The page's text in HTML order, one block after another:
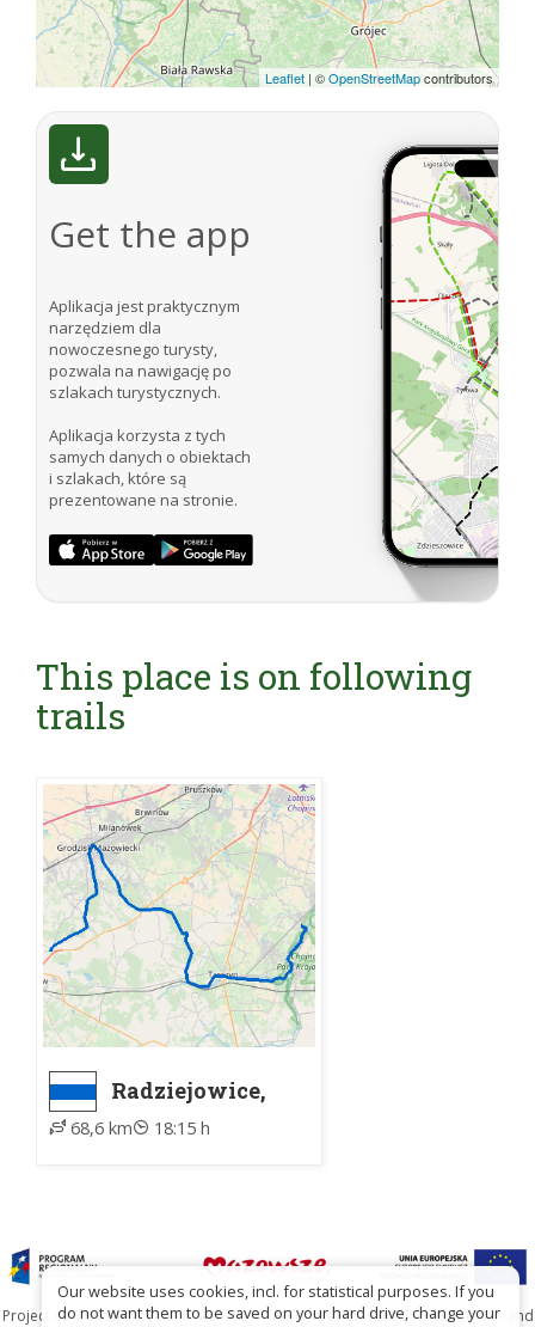
Leaflet | ©OpenStreetMapcontributors
Get the app
Aplikacja jest praktycznym
narzędziem dla
nowoczesnego turysty,
pozwala na nawigację po
szlakach turystycznych.
Aplikacja korzysta z tych
samych danych o obiektach
i szlakach, które są
prezentowane na stronie.
This place is on following
trails
Radziejowice,
droga S8 -
Głosków-Zielone,
68,6 km 18:15 h
Project co-financed by the Marshal's Office of the Mazowieckie Voivodship and
Our website uses cookies, incl. for statistical purposes. If you
do not want them to be saved on your hard drive, change your